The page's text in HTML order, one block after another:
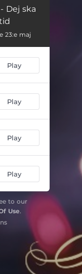
03:25
Dej ska
23:e maj
Play
Play
Play
Play
to our
Use.